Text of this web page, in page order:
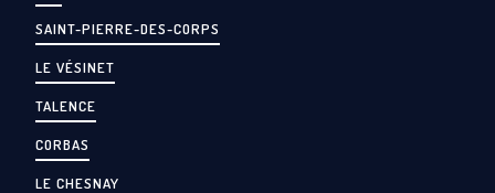
SAINT-PIERRE-DES-CORPS
LE VÉSINET
TALENCE
CORBAS
LE CHESNAY